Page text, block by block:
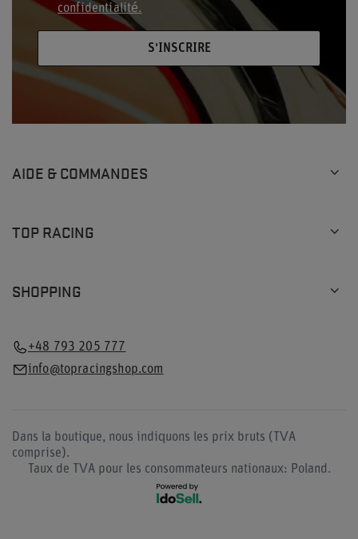
confidentialité.
S'INSCRIRE
AIDE & COMMANDES
TOP RACING
SHOPPING
+48 793 205 777
info@topracingshop.com
Dans la boutique, nous indiquons les prix bruts (TVA
comprise).
Taux de TVA pour les consommateurs nationaux: Poland.